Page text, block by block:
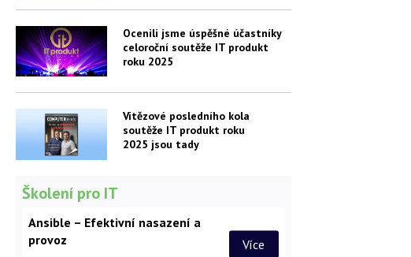
Ocenili jsme úspěšné účastníky
celoroční soutěže IT produkt
roku 2025
Vítězové posledního kola
soutěže IT produkt roku
2025 jsou tady
Školení pro IT
Ansible – Efektivní nasazení a
provoz
Více